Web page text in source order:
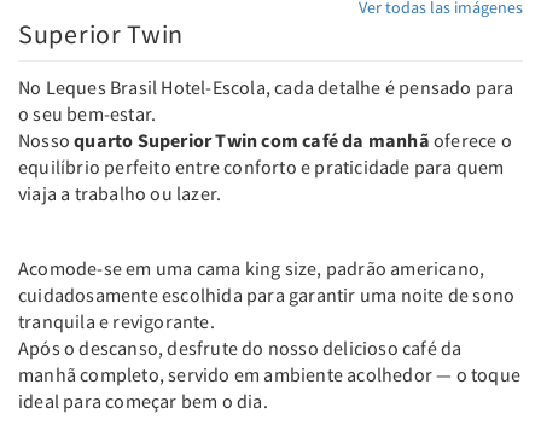
Ver todas las imágenes
Superior Twin
No Leques Brasil Hotel-Escola, cada detalhe é pensado para
o seu bem-estar.
Nossoquarto Superior Twin com café da manhã oferece o
equilíbrio perfeito entre conforto e praticidade para quem
viaja a trabalho ou lazer.
Acomode-se em uma cama king size, padrão americano,
cuidadosamente escolhida para garantir uma noite de sono
tranquila e revigorante.
Após o descanso, desfrute do nosso delicioso café da
manhã completo, servido em ambiente acolhedor — o toque
ideal para começar bem o dia.